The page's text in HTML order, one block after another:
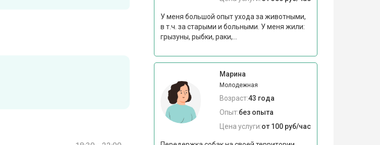
У меня большой опыт ухода за животными,
в т.ч. за старыми и больными. У меня жили:
грызуны, рыбки, раки,...
Марина
Молодежная
Возраст:43 года
Опыт:без опыта
Цена услуги:от 100 руб/час